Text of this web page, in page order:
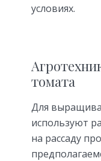
условиях.
томата
Для
используют
на рассаду